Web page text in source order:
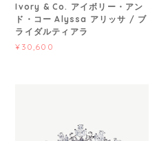
Ivory & Co. アイボリー・アン
ド・コー Alyssa アリッサ / ブ
ライダルティアラ
¥30,600